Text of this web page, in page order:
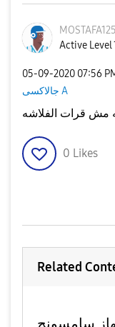
MOSTAFA125
Active Level
‎05-09-2020 07:56
جالاكسى A
قرات الفلاشه
0 Likes
Related
سامسونج